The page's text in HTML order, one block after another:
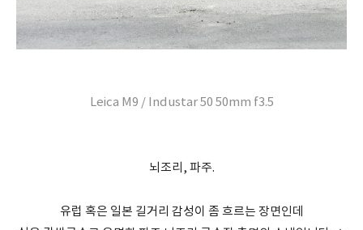
Leica M9 / Industar 50 50mm f3.5
뇌조리, 파주.
유럽 혹은 일본 길거리 감성이 좀 흐르는 장면인데